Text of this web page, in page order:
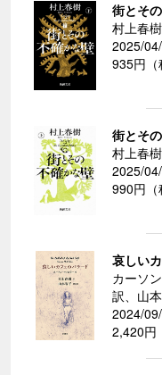
街とそ
村上春
2025/
935円（
街とそ
村上春
2025/
990円（
哀しい
カーソ
訳、山
2024/
2,420円